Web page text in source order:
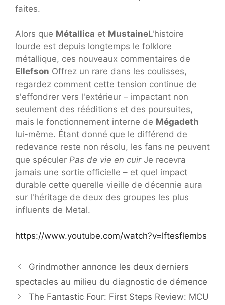
faites.
Alors que Métallica et MustaineL'histoire
lourde est depuis longtemps le folklore
métallique, ces nouveaux commentaires de
Ellefson Offrez un rare dans les coulisses,
regardez comment cette tension continue de
s'effondrer vers l'extérieur – impactant non
seulement des rééditions et des poursuites,
mais le fonctionnement interne de Mégadeth
lui-même. Étant donné que le différend de
redevance reste non résolu, les fans ne peuvent
que spéculer Pas de vie en cuirJe recevra
jamais une sortie officielle – et quel impact
durable cette querelle vieille de décennie aura
sur l'héritage de deux des groupes les plus
influents de Metal.
https://www.youtube.com/watch?v=lftesflembs
Grindmother annonce les deux derniers
spectacles au milieu du diagnostic de démence
The Fantastic Four: First Steps Review: MCU